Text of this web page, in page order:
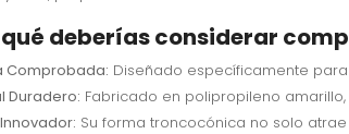
qué deberías considerar
Comprobada: Diseñado específicamente
Duradero: Fabricado en polipropileno
Su forma troncocónica no solo